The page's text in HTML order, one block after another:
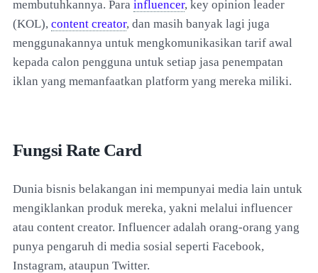
membutuhkannya. Para influencer, key opinion leader
(KOL), content creator, dan masih banyak lagi juga
menggunakannya untuk mengkomunikasikan tarif awal
kepada calon pengguna untuk setiap jasa penempatan
iklan yang memanfaatkan platform yang mereka miliki.
Fungsi Rate Card
Dunia bisnis belakangan ini mempunyai media lain untuk
mengiklankan produk mereka, yakni melalui influencer
atau content creator. Influencer adalah orang-orang yang
punya pengaruh di media sosial seperti Facebook,
Instagram, ataupun Twitter.